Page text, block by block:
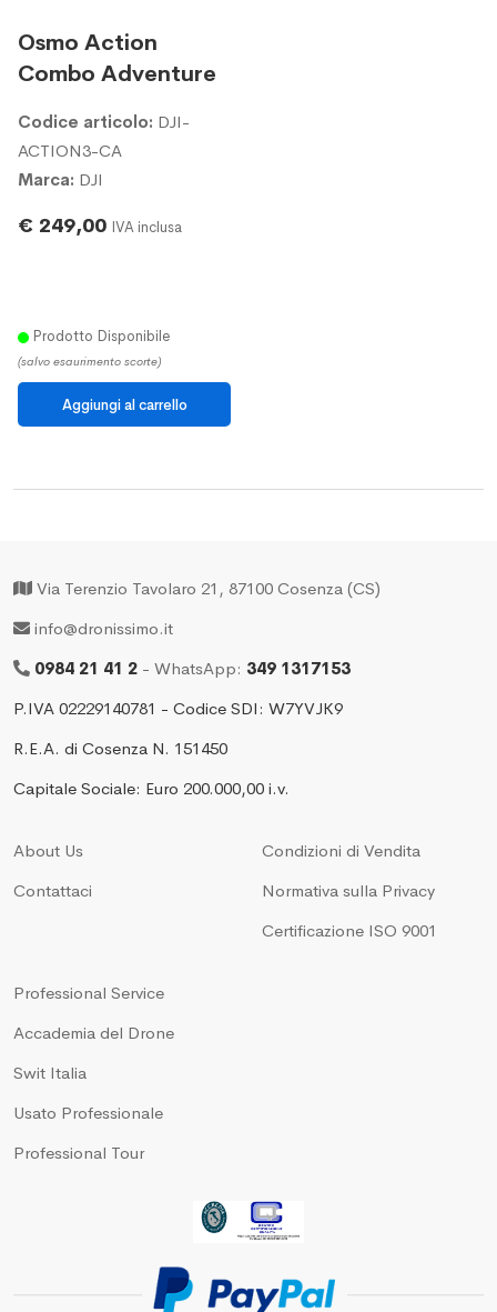
Osmo Action
Combo Adventure
Codice articolo: DJI-
ACTION3-CA
Marca: DJI
€ 249,00 IVA inclusa
Prodotto Disponibile
(salvo esaurimento scorte)
Via Terenzio Tavolaro 21, 87100 Cosenza (CS)
info@dronissimo.it
0984 21 41 2 - WhatsApp: 349 1317153
P.IVA 02229140781 - Codice SDI: W7YVJK9
R.E.A. di Cosenza N. 151450
Capitale Sociale: Euro 200.000,00 i.v.
About Us
Contattaci
Condizioni di Vendita
Normativa sulla Privacy
Certificazione ISO 9001
Professional Service
Accademia del Drone
Swit Italia
Usato Professionale
Professional Tour